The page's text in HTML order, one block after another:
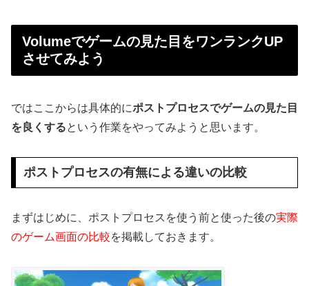
Volumeでゲームの見た目をワンランクUP
させてみよう
ではここからは具体的にポストプロセスでゲームの見た目
を良くするという作業をやってみようと思います。
ポストプロセスの有無による違いの比較
まずはじめに、ポストプロセスを使う前と使った後の実際
のゲーム画面の比較を掲載しておきます。